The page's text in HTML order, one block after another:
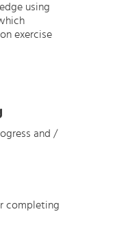
using
exercise
and /
completing